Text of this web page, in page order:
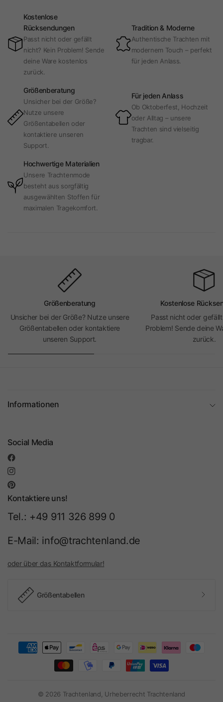
Kostenlose
Rücksendungen
Passt nicht oder gefällt
nicht? Kein Problem! Sende
deine Ware kostenlos
zurück.
Tradition & Moderne
Authentische Trachten mit
modernem Touch – perfekt
für jeden Anlass.
Größenberatung
Unsicher bei der Größe?
Nutze unsere
Größentabellen oder
kontaktiere unseren
Support.
Für jeden Anlass
Ob Oktoberfest, Hochzeit
oder Alltag – unsere
Trachten sind vielseitig
tragbar.
Hochwertige Materialien
Unsere Trachtenmode
besteht aus sorgfältig
ausgewählten Stoffen für
maximalen Tragekomfort.
Größenberatung
Unsicher bei der Größe? Nutze unsere
Größentabellen oder kontaktiere
unseren Support.
Kostenlose
Passt nicht oder
Problem! Sende deine
zurück.
Informationen
Social Media
Kontaktiere uns!
Tel.: +49 911 326 899 0
E-Mail: info@trachtenland.de
oder über das Kontaktformular!
Größentabellen
© 2026 Trachtenland, Urheberrecht Trachtenland